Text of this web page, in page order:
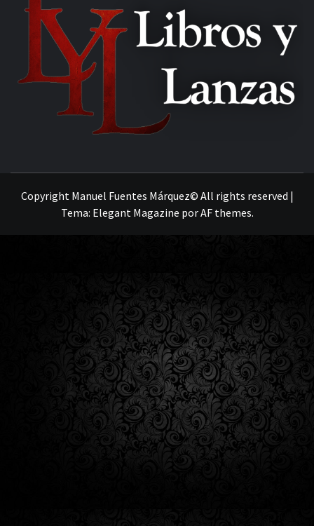
Copyright Manuel Fuentes Márquez© All rights reserved |
Tema: Elegant Magazine porAF themes.